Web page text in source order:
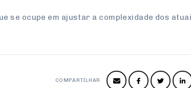
se ocupe em ajustar a complexidade dos
COMPARTILHAR